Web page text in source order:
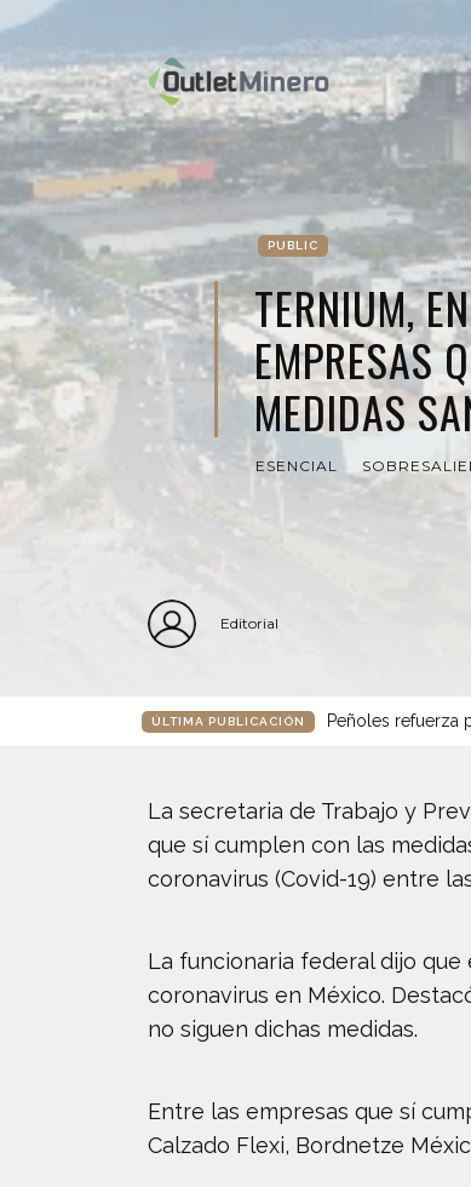
PUBLIC
TERNIUM,
EMPRESAS
MEDIDAS
ESENCIAL
Editorial
ÚLTIMA PUBLICACIÓN Peñoles refuerza
La secretaria de Trabajo y
que sí cumplen con las
coronavirus (Covid-19) entre
La funcionaria federal dijo
coronavirus en México.
no siguen dichas medidas.
Entre las empresas que sí
Calzado Flexi, Bordnetze